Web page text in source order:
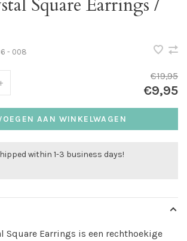
Square Earrings /
- 008
€19,95
€9,95
AAN WINKELWAGEN
within 1-3 business days!
Square Earrings is een rechthoekige